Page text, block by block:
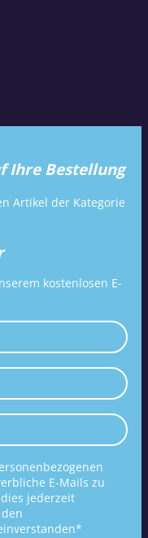
Ihre Bestellung
Artikel der Kategorie
kostenlosen E-
E-Mails zu
jederzeit